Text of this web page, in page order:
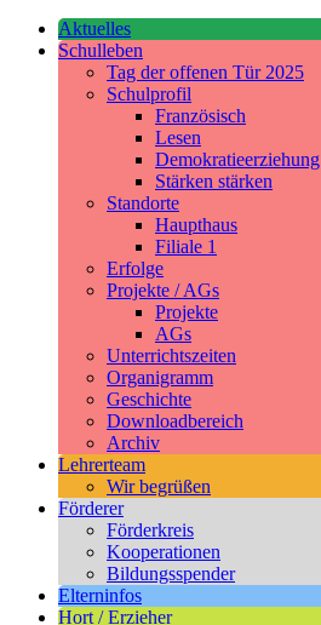
Aktuelles
Schulleben
Tag der offenen Tür 2025
Schulprofil
Französisch
Lesen
Demokratieerziehung
Stärken stärken
Standorte
Haupthaus
Filiale 1
Erfolge
Projekte / AGs
Projekte
AGs
Unterrichtszeiten
Organigramm
Geschichte
Downloadbereich
Archiv
Lehrerteam
Wir begrüßen
Förderer
Förderkreis
Kooperationen
Bildungsspender
Elterninfos
Hort / Erzieher